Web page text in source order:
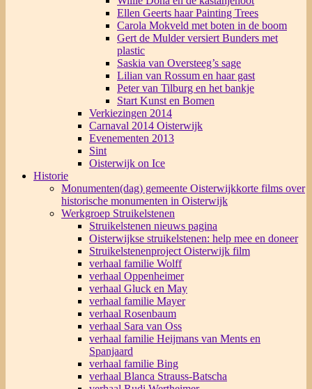
Ellen Geerts haar Painting Trees
Carola Mokveld met boten in de boom
Gert de Mulder versiert Bunders met
plastic
Saskia van Oversteeg’s sage
Lilian van Rossum en haar gast
Peter van Tilburg en het bankje
Start Kunst en Bomen
Verkiezingen 2014
Carnaval 2014 Oisterwijk
Evenementen 2013
Sint
Oisterwijk on Ice
Historie
Monumenten(dag) gemeente Oisterwijkkorte films over
historische monumenten in Oisterwijk
Werkgroep Struikelstenen
Struikelstenen nieuws pagina
Oisterwijkse struikelstenen: help mee en doneer
Struikelstenenproject Oisterwijk film
verhaal familie Wolff
verhaal Oppenheimer
verhaal Gluck en May
verhaal familie Mayer
verhaal Rosenbaum
verhaal Sara van Oss
verhaal familie Heijmans van Ments en
Spanjaard
verhaal familie Bing
verhaal Blanca Strauss-Batscha